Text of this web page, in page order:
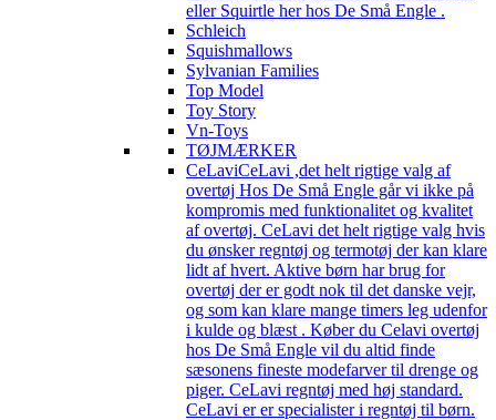
eller Squirtle her hos De Små Engle .
Schleich
Squishmallows
Sylvanian Families
Top Model
Toy Story
Vn-Toys
TØJMÆRKER
CeLaviCeLavi ,det helt rigtige valg af
overtøj Hos De Små Engle går vi ikke på
kompromis med funktionalitet og kvalitet
af overtøj. CeLavi det helt rigtige valg hvis
du ønsker regntøj og termotøj der kan klare
lidt af hvert. Aktive børn har brug for
overtøj der er godt nok til det danske vejr,
og som kan klare mange timers leg udenfor
i kulde og blæst . Køber du Celavi overtøj
hos De Små Engle vil du altid finde
sæsonens fineste modefarver til drenge og
piger. CeLavi regntøj med høj standard.
CeLavi er er specialister i regntøj til børn.